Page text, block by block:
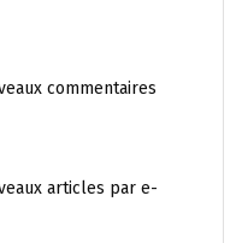
commentaires
articles par e-